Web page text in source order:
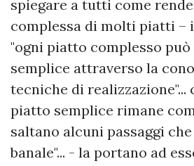
spiegare a tutti come
complessa di molti piatti –
"ogni piatto complesso
semplice attraverso la
tecniche di realizzazione"...
piatto semplice rimane
saltano alcuni passaggi
banale"... - la portano ad